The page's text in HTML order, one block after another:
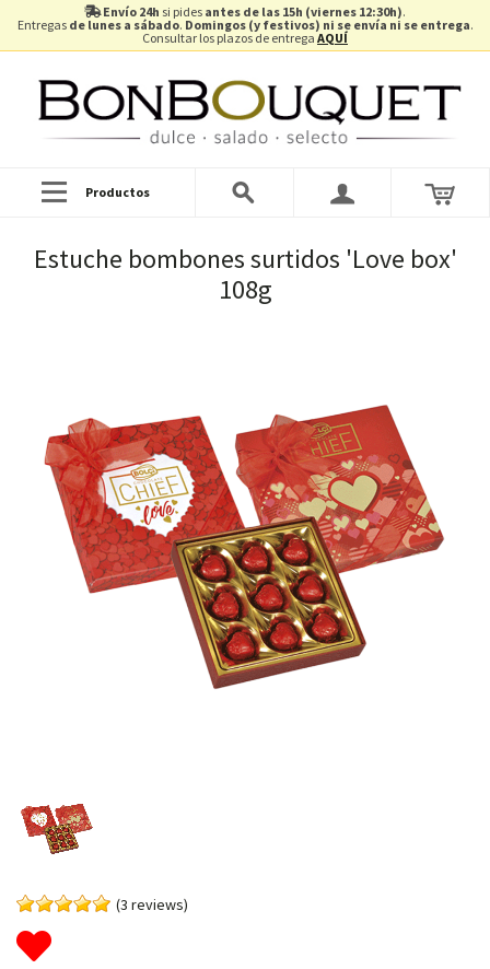
Envío 24h si pides antes de las 15h (viernes 12:30h).
Entregas de lunes a sábado. Domingos (y festivos) ni se envía ni se entrega.
Consultar los plazos de entrega AQUÍ
Productos
Estuche bombones surtidos 'Love box'
108g
(3 reviews)